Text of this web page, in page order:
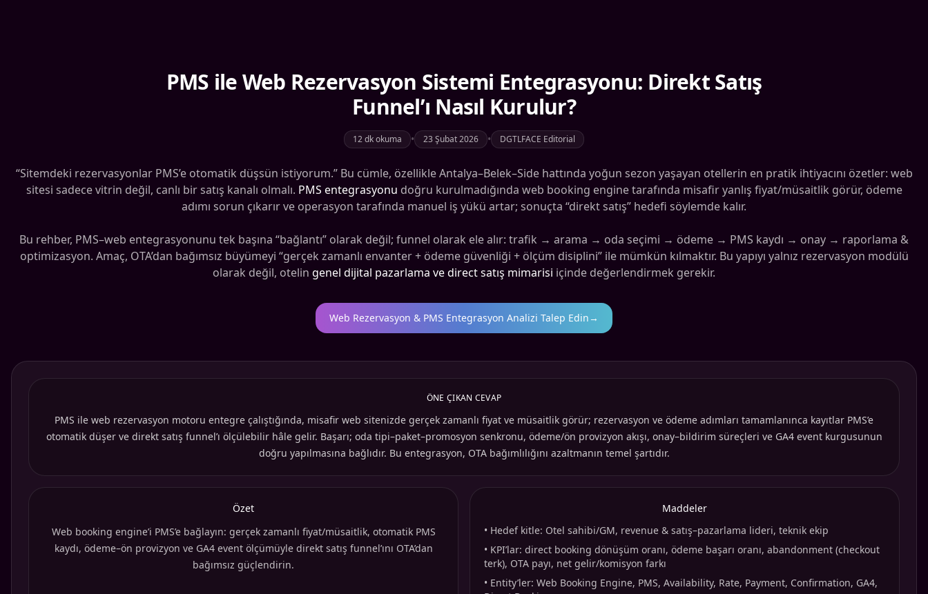
PMS ile Web Rezervasyon Sistemi Entegrasyonu: Direkt Satış
Funnel’ı Nasıl Kurulur?
12 dk okuma • 23 Şubat 2026 • DGTLFACE Editorial
“Sitemdeki rezervasyonlar PMS’e otomatik düşsün istiyorum.” Bu cümle, özellikle Antalya–Belek–Side hattında yoğun sezon yaşayan otellerin en pratik ihtiyacını özetler: web
sitesi sadece vitrin değil, canlı bir satış kanalı olmalı. PMS entegrasyonu doğru kurulmadığında web booking engine tarafında misafir yanlış fiyat/müsaitlik görür, ödeme
adımı sorun çıkarır ve operasyon tarafında manuel iş yükü artar; sonuçta “direkt satış” hedefi söylemde kalır.
Bu rehber, PMS–web entegrasyonunu tek başına “bağlantı” olarak değil; funnel olarak ele alır: trafik → arama → oda seçimi → ödeme → PMS kaydı → onay → raporlama &
optimizasyon. Amaç, OTA’dan bağımsız büyümeyi “gerçek zamanlı envanter + ödeme güvenliği + ölçüm disiplini” ile mümkün kılmaktır. Bu yapıyı yalnız rezervasyon modülü
olarak değil, otelin genel dijital pazarlama ve direct satış mimarisi içinde değerlendirmek gerekir.
Web Rezervasyon & PMS Entegrasyon Analizi Talep Edin→
ÖNE ÇIKAN CEVAP
PMS ile web rezervasyon motoru entegre çalıştığında, misafir web sitenizde gerçek zamanlı fiyat ve müsaitlik görür; rezervasyon ve ödeme adımları tamamlanınca kayıtlar PMS’e
otomatik düşer ve direkt satış funnel’ı ölçülebilir hâle gelir. Başarı; oda tipi–paket–promosyon senkronu, ödeme/ön provizyon akışı, onay–bildirim süreçleri ve GA4 event kurgusunun
doğru yapılmasına bağlıdır. Bu entegrasyon, OTA bağımlılığını azaltmanın temel şartıdır.
Özet
Web booking engine’i PMS’e bağlayın: gerçek zamanlı fiyat/müsaitlik, otomatik PMS
kaydı, ödeme–ön provizyon ve GA4 event ölçümüyle direkt satış funnel’ını OTA’dan
bağımsız güçlendirin.
Maddeler
• Hedef kitle: Otel sahibi/GM, revenue & satış–pazarlama lideri, teknik ekip
• KPI’lar: direct booking dönüşüm oranı, ödeme başarı oranı, abandonment (checkout
terk), OTA payı, net gelir/komisyon farkı
• Entity’ler: Web Booking Engine, PMS, Availability, Rate, Payment, Confirmation, GA4,